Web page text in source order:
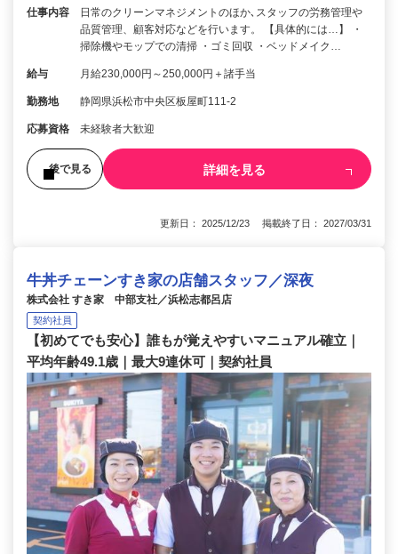
仕事内容
日常のクリーンマネジメントのほか､スタッフの労務管理や
品質管理、顧客対応などを行います。 【具体的には…】 ・
掃除機やモップでの清掃 ・ゴミ回収 ・ベッドメイク…
給与 月給230,000円～250,000円＋諸手当
勤務地 静岡県浜松市中央区板屋町111-2
応募資格 未経験者大歓迎
後で見る 詳細を見る
更新日： 2025/12/23 掲載終了日： 2027/03/31
牛丼チェーンすき家の店舗スタッフ／深夜
株式会社 すき家 中部支社／浜松志都呂店
契約社員
【初めてでも安心】誰もが覚えやすいマニュアル確立｜
平均年齢49.1歳｜最大9連休可｜契約社員